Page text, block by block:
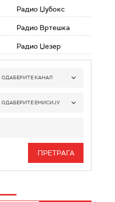
Радио Џубокс
Радио Вртешка
Радио Џезер
ОДАБЕРИТЕ КАНАЛ
РАДИО БЕОГРАД 1
РАДИО БЕОГРАД 3
ОДАБЕРИТЕ ЕМИСИЈУ
ИНФО